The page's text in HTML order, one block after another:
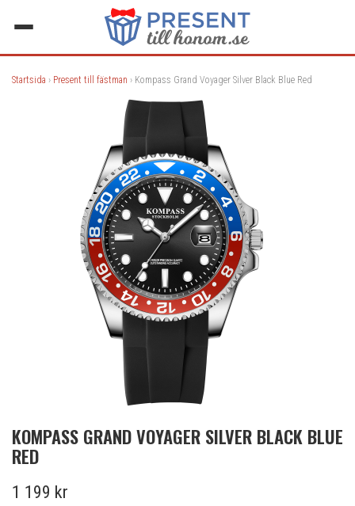
Startsida › Present till fästman › Kompass Grand Voyager Silver Black Blue Red
KOMPASS GRAND VOYAGER SILVER BLACK BLUE
RED
1 199 kr